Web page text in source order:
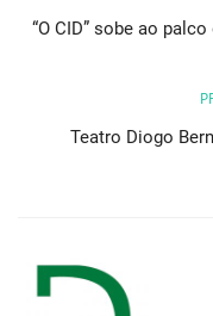
“O CID” sobe ao
Teatro Diogo